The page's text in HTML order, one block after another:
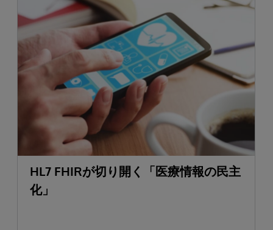
HL7 FHIRが切り開く「医療情報の民主
化」